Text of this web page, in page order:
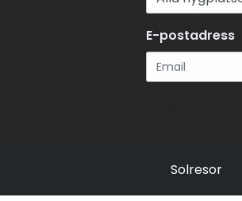
E-postadress
Solresor